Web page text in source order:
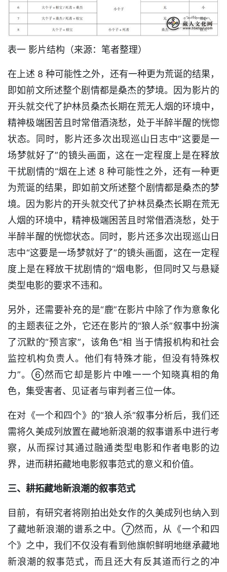
表一 影片结构（来源：笔者整理）
在上述 8 种可能性之外，还有一种更为荒诞的结果，
即如前文所述整个剧情都是桑杰的梦境。因为影片的
开头就交代了护林员桑杰长期在荒无人烟的环境中，
精神极端困苦且时常借酒浇愁，处于半醉半醒的恍惚
状态。同时，影片还多次出现巡山日志中“这要是一
场梦就好了”的镜头画面，这在一定程度上是在释放
干扰剧情的“烟在上述 8 种可能性之外，还有一种更
为荒诞的结果，即如前文所述整个剧情都是桑杰的梦
境。因为影片的开头就交代了护林员桑杰长期在荒无
人烟的环境中，精神极端困苦且时常借酒浇愁，处于
半醉半醒的恍惚状态。同时，影片还多次出现巡山日
志中“这要是一场梦就好了”的镜头画面，这在一定程
度上是在释放干扰剧情的“烟电影，但同时又与悬疑
类型电影的要求不违和。
另外，还需要补充的是“鹿”在影片中除了作为意象化
的主题表征之外，它还在影片的“狼人杀”叙事中扮演
了沉默的“预言家”，该角色“相 当于情报机构和社会
监控机构负责人。他们有特殊才能，但没有特殊权
力”。⑥然而它却是影片中唯一一个知晓真相的角
色，集受害者、见证者与审判者三位一体。
在对《一个和四个》的“狼人杀”叙事分析后，我们还
需将久美成列放置在藏地新浪潮的叙事谱系中进行考
察，从而探讨其通过融通类型电影和作者电影的边
界，进而耕拓藏地电影叙事范式的意义和价值。
三、耕拓藏地新浪潮的叙事范式
目前，有研究者将刚拍出处女作的久美成列也纳入到
了藏地新浪潮的谱系之中。⑦然而，从《一个和四
个》之中，我们不仅没有看到他旗帜鲜明地继承藏地
新浪潮的叙事范式，而且还大有反其道而行之的冲